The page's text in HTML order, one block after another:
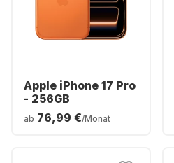
Apple iPhone 17 Pro
- 256GB
ab 76,99 €/Monat